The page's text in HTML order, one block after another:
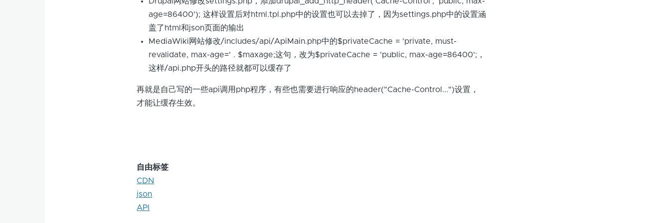
age=86400'); 这样设置后对html.tpl.php中的设置也可以去掉了，因为settings.php中的设置涵
盖了html和json页面的输出
MediaWiki网站修改/includes/api/ApiMain.php中的$privateCache = 'private, must-
revalidate, max-age=' . $maxage;这句，改为$privateCache = 'public, max-age=86400';，
这样/api.php开头的路径就都可以缓存了
再就是自己写的一些api调用php程序，有些也需要进行响应的header("Cache-Control...")设置，
才能让缓存生效。
自由标签
CDN
json
API